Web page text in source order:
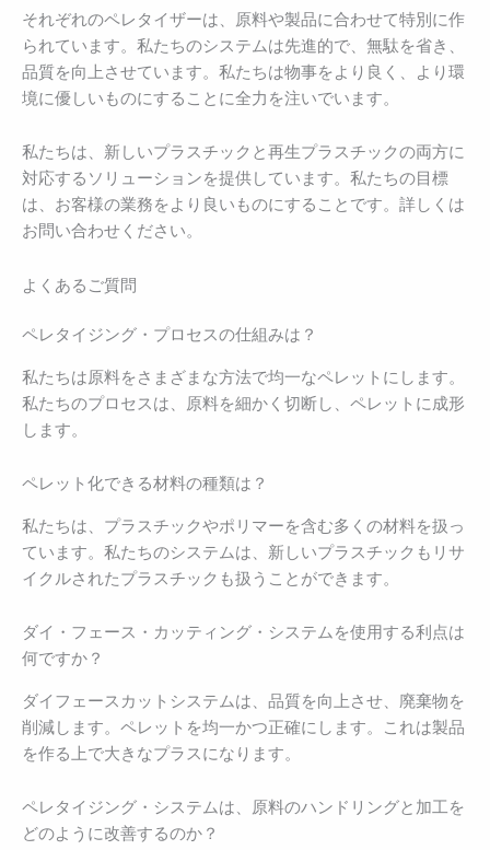
それぞれのペレタイザーは、原料や製品に合わせて特別に作
られています。私たちのシステムは先進的で、無駄を省き、
品質を向上させています。私たちは物事をより良く、より環
境に優しいものにすることに全力を注いでいます。
私たちは、新しいプラスチックと再生プラスチックの両方に
対応するソリューションを提供しています。私たちの目標
は、お客様の業務をより良いものにすることです。詳しくは
お問い合わせください。
よくあるご質問
ペレタイジング・プロセスの仕組みは？
私たちは原料をさまざまな方法で均一なペレットにします。
私たちのプロセスは、原料を細かく切断し、ペレットに成形
します。
ペレット化できる材料の種類は？
私たちは、プラスチックやポリマーを含む多くの材料を扱っ
ています。私たちのシステムは、新しいプラスチックもリサ
イクルされたプラスチックも扱うことができます。
ダイ・フェース・カッティング・システムを使用する利点は
何ですか？
ダイフェースカットシステムは、品質を向上させ、廃棄物を
削減します。ペレットを均一かつ正確にします。これは製品
を作る上で大きなプラスになります。
ペレタイジング・システムは、原料のハンドリングと加工を
どのように改善するのか？